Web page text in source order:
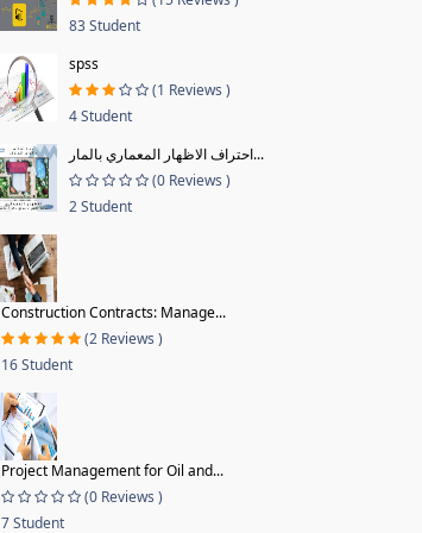
83 Student
spss
(1 Reviews )
4 Student
احتراف الاظهار المعماري بالمار...
(0 Reviews )
2 Student
Construction Contracts: Manage...
(2 Reviews )
16 Student
Project Management for Oil and...
(0 Reviews )
7 Student